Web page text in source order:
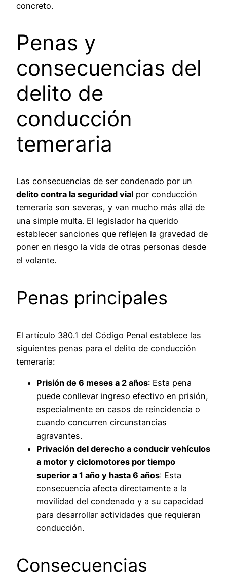
concreto.
Penas y
consecuencias del
delito de
conducción
temeraria
Las consecuencias de ser condenado por un
delito contra la seguridad vial por conducción
temeraria son severas, y van mucho más allá de
una simple multa. El legislador ha querido
establecer sanciones que reflejen la gravedad de
poner en riesgo la vida de otras personas desde
el volante.
Penas principales
El artículo 380.1 del Código Penal establece las
siguientes penas para el delito de conducción
temeraria:
Prisión de 6 meses a 2 años: Esta pena
puede conllevar ingreso efectivo en prisión,
especialmente en casos de reincidencia o
cuando concurren circunstancias
agravantes.
Privación del derecho a conducir vehículos
a motor y ciclomotores por tiempo
superior a 1 año y hasta 6 años: Esta
consecuencia afecta directamente a la
movilidad del condenado y a su capacidad
para desarrollar actividades que requieran
conducción.
Consecuencias